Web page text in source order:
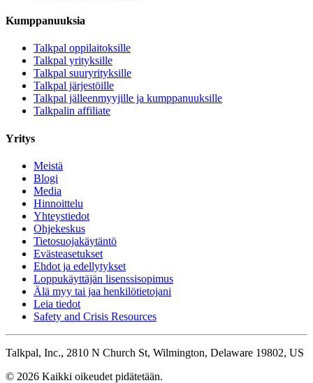
Kumppanuuksia
Talkpal oppilaitoksille
Talkpal yrityksille
Talkpal suuryrityksille
Talkpal järjestöille
Talkpal jälleenmyyjille ja kumppanuuksille
Talkpalin affiliate
Yritys
Meistä
Blogi
Media
Hinnoittelu
Yhteystiedot
Ohjekeskus
Tietosuojakäytäntö
Evästeasetukset
Ehdot ja edellytykset
Loppukäyttäjän lisenssisopimus
Älä myy tai jaa henkilötietojani
Leia tiedot
Safety and Crisis Resources
Talkpal, Inc., 2810 N Church St, Wilmington, Delaware 19802, US
© 2026 Kaikki oikeudet pidätetään.